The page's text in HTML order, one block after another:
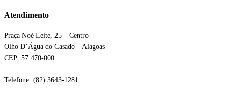
Atendimento
Praça Noé Leite, 25 – Centro
Olho D’Água do Casado – Alagoas
CEP: 57.470-000
Telefone: (82) 3643-1281